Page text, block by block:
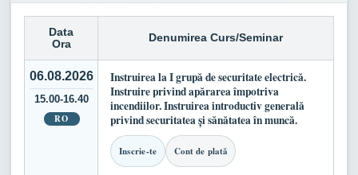
Data
Ora
Denumirea Curs/Seminar
06.08.2026
15.00-16.40
RO
Instruirea la I grupă de securitate electrică.
Instruire privind apărarea împotriva
incendiilor. Instruirea introductiv generală
privind securitatea și sănătatea în muncă.
Inscrie-te Cont de plată